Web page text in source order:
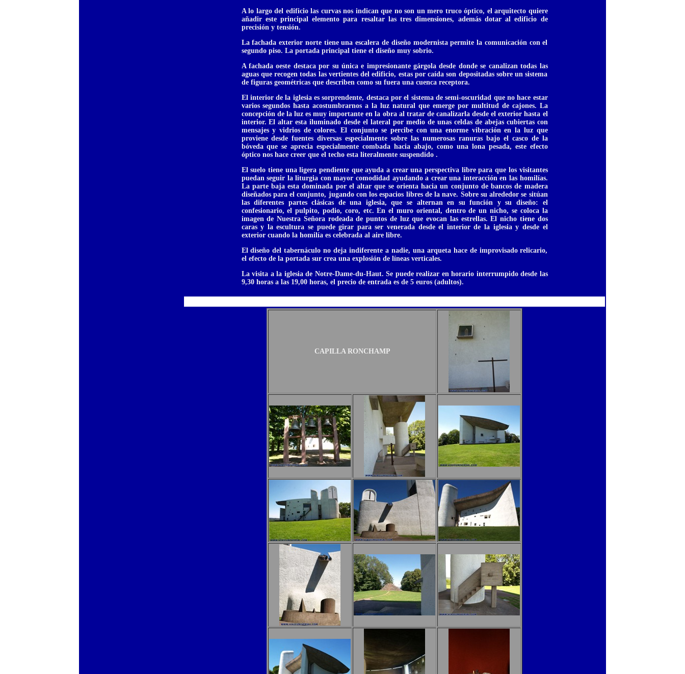
A lo largo del edificio las curvas nos indican que no son un mero truco óptico, el arquitecto quiere
añadir este principal elemento para resaltar las tres dimensiones, además dotar al edificio de
precisión y tensión.
La fachada exterior norte tiene una escalera de diseño modernista permite la comunicación con el
segundo piso. La portada principal tiene el diseño muy sobrio.
A fachada oeste destaca por su única e impresionante gárgola desde donde se canalizan todas las
aguas que recogen todas las vertientes del edificio, estas por caída son depositadas sobre un sistema
de figuras geométricas que describen como su fuera una cuenca receptora.
El interior de la iglesia es sorprendente, destaca por el sistema de semi-oscuridad que no hace estar
varios segundos hasta acostumbrarnos a la luz natural que emerge por multitud de cajones. La
concepción de la luz es muy importante en la obra al tratar de canalizarla desde el exterior hasta el
interior. El altar esta iluminado desde el lateral por medio de unas celdas de abejas cubiertas con
mensajes y vidrios de colores. El conjunto se percibe con una enorme vibración en la luz que
proviene desde fuentes diversas especialmente sobre las numerosas ranuras bajo el casco de la
bóveda que se aprecia especialmente combada hacia abajo, como una lona pesada, este efecto
óptico nos hace creer que el techo esta literalmente suspendido .
El suelo tiene una ligera pendiente que ayuda a crear una perspectiva libre para que los visitantes
puedan seguir la liturgia con mayor comodidad ayudando a crear una interacción en las homilías.
La parte baja esta dominada por el altar que se orienta hacia un conjunto de bancos de madera
diseñados para el conjunto, jugando con los espacios libres de la nave. Sobre su alrededor se sitúan
las diferentes partes clásicas de una iglesia, que se alternan en su función y su diseño: el
confesionario, el pulpito, podio, coro, etc. En el muro oriental, dentro de un nicho, se coloca la
imagen de Nuestra Señora rodeada de puntos de luz que evocan las estrellas. El nicho tiene dos
caras y la escultura se puede girar para ser venerada desde el interior de la iglesia y desde el
exterior cuando la homilía es celebrada al aire libre.
El diseño del tabernáculo no deja indiferente a nadie, una arqueta hace de improvisado relicario,
el efecto de la portada sur crea una explosión de líneas verticales.
La visita a la iglesia de Notre-Dame-du-Haut. Se puede realizar en horario interrumpido desde las
9,30 horas a las 19,00 horas, el precio de entrada es de 5 euros (adultos).
CAPILLA RONCHAMP